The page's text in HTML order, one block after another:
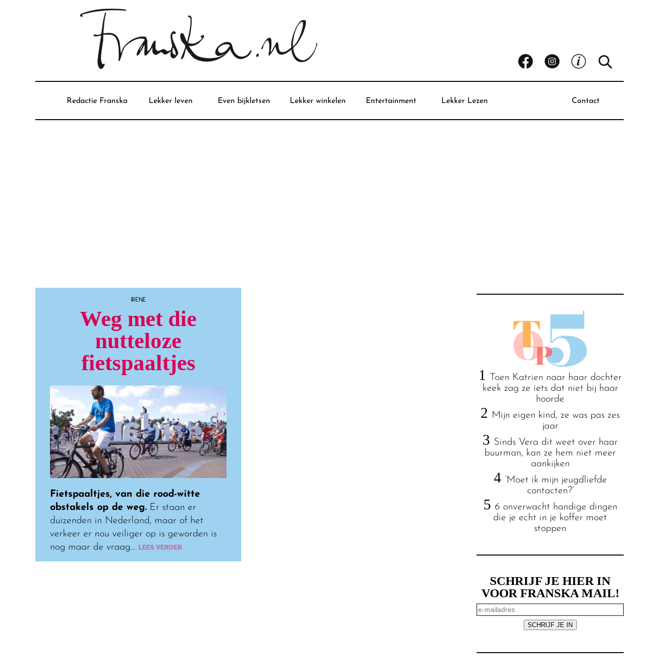
Redactie Franska Lekker leven Even bijkletsen Lekker winkelen Entertainment Lekker Lezen Contact
IRENE
Weg met die
nutteloze
fietspaaltjes
Fietspaaltjes, van die rood-witte
obstakels op de weg. Er staan er
duizenden in Nederland, maar of het
verkeer er nou veiliger op is geworden is
nog maar de vraag… LEES VERDER
1
Toen Katrien naar haar dochter
keek zag ze iets dat niet bij haar
hoorde
2 Mijn eigen kind, ze was pas zes
jaar
3 Sinds Vera dit weet over haar
buurman, kan ze hem niet meer
aankijken
4 ‘Moet ik mijn jeugdliefde
contacten?’
5 6 onverwacht handige dingen
die je echt in je koffer moet
stoppen
SCHRIJF JE HIER IN
VOOR FRANSKA MAIL!